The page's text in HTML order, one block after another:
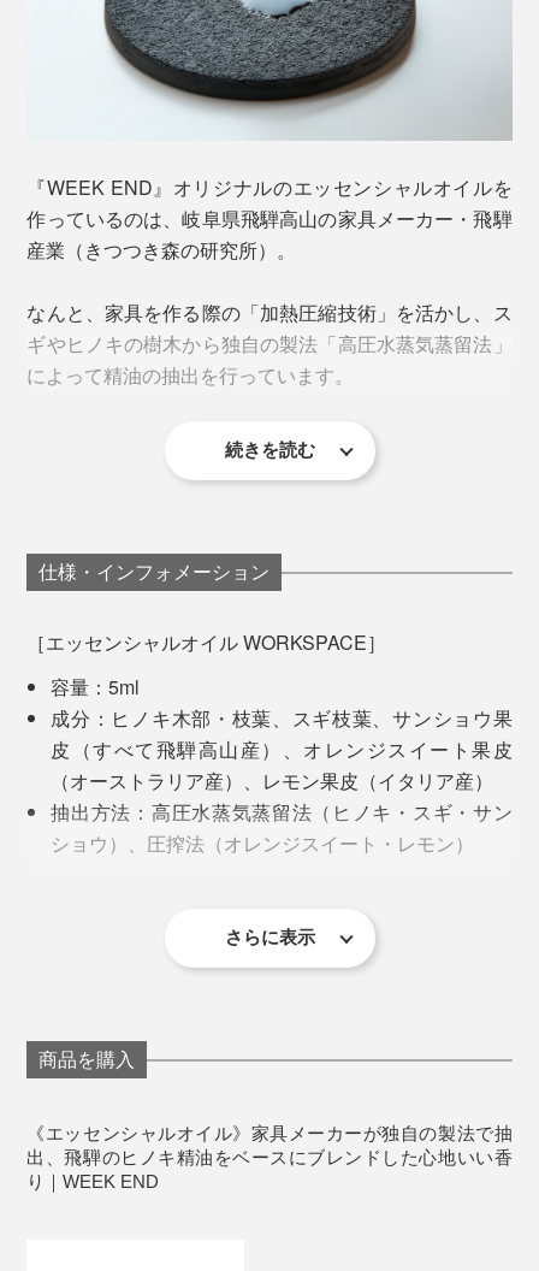
『WEEK END』オリジナルのエッセンシャルオイルを
作っているのは、岐阜県飛騨高山の家具メーカー・飛騨
産業（きつつき森の研究所）。
なんと、家具を作る際の「加熱圧縮技術」を活かし、ス
ギやヒノキの樹木から独自の製法「高圧水蒸気蒸留法」
によって精油の抽出を行っています。
「高圧水蒸気蒸留法」というこの抽出方法は、一般的な
水蒸気蒸留法よりも、樹木の多様な成分を抽出すること
続きを読む
仕様・インフォメーション
［エッセンシャルオイル WORKSPACE］
容量：5ml
成分：ヒノキ木部・枝葉、スギ枝葉、サンショウ果
皮（すべて飛騨高山産）、オレンジスイート果皮
（オーストラリア産）、レモン果皮（イタリア産）
抽出方法：高圧水蒸気蒸留法（ヒノキ・スギ・サン
ショウ）、圧搾法（オレンジスイート・レモン）
ーカリレモン（中国産） 、ゼラニウム（エジプト
抽出方法：高圧水蒸気蒸留法（ヒノキ・スギ枝
葉）、水蒸気蒸留法（ユーカリレモン・ゼラニウ
ム・ラベンダーアルパイン・ペパーミント）
さらに表示
商品を購入
《エッセンシャルオイル》家具メーカーが独自の製法で抽
出、飛騨のヒノキ精油をベースにブレンドした心地いい香
り｜WEEK END